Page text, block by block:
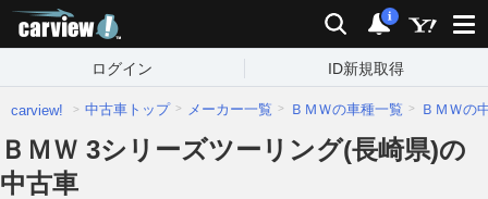
検索 通知
i
ログイン ID新規取得
carview! 中古車トップ メーカー一覧 ＢＭＷの車種一覧 ＢＭＷの
ＢＭＷ 3シリーズツーリング(長崎県)の
中古車